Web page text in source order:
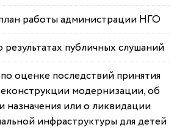
работы администрации НГО
результатах публичных слушаний
оценке последствий принятия
модернизации, об
назначения или о ликвидации
инфраструктуры для детей